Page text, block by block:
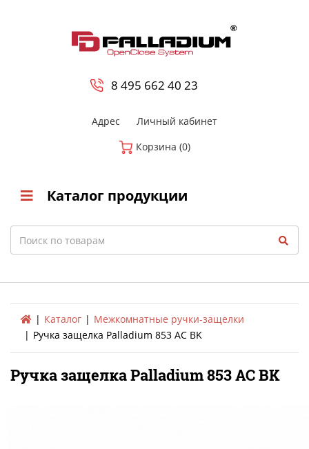
8 495 662 40 23
Адрес
Личный кабинет
Корзина (0)
Каталог продукции
Search
Каталог
Межкомнатные ручки-защелки
Ручка защелка Palladium 853 AC BK
Ручка защелка Palladium 853 AC BK